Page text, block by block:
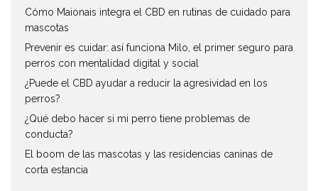
Cómo Maionais integra el CBD en rutinas de cuidado para
mascotas
Prevenir es cuidar: así funciona Milo, el primer seguro para
perros con mentalidad digital y social
¿Puede el CBD ayudar a reducir la agresividad en los
perros?
¿Qué debo hacer si mi perro tiene problemas de
conducta?
El boom de las mascotas y las residencias caninas de
corta estancia